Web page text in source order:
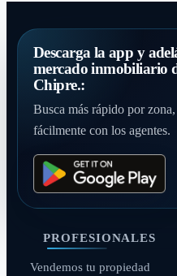
Descarga la app y
mercado inmobiliario
Chipre.:
Busca más rápido por
fácilmente con los agentes.
PROFESIONALES
Vendemos tu propiedad